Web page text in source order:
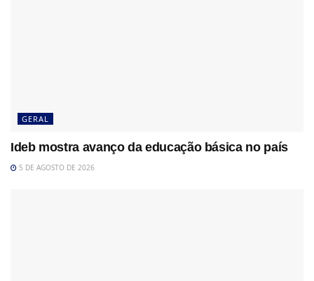
GERAL
Ideb mostra avanço da educação básica no país
5 DE AGOSTO DE 2026